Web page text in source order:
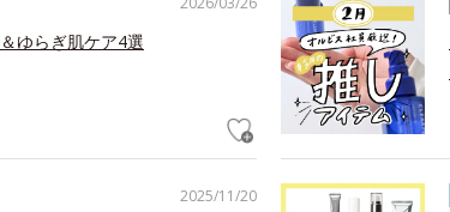
ゆらぎ肌ケア4選
2025/11/20